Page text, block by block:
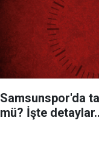
Samsunspor'da
mü? İşte